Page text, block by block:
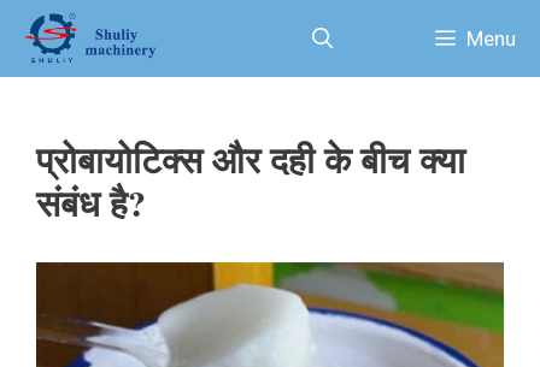
content
Menu
प्रोबायोटिक्स और दही के बीच क्या
संबंध है?